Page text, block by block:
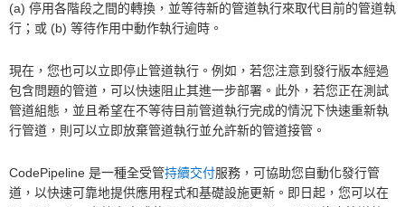
(a) 停用各階段之間的轉換，並等待新的管道執行來取代目前的管道執
行；或 (b) 等待作用中動作執行逾時。
現在，您也可以立即停止管道執行。例如，若您注意到發行版本經過
包含問題的管道，可以快速阻止其進一步部署。此外，若您正在測試
管道組態，並且希望在不等待目前管道執行完成的情況下快速重新執
行管道，則可以立即放棄管道執行並允許新的管道接管。
CodePipeline 是一種全受管持續交付服務，可協助您自動化發行管
道，以快速可靠地提供應用程式和基礎設施更新。即日起，您可以在